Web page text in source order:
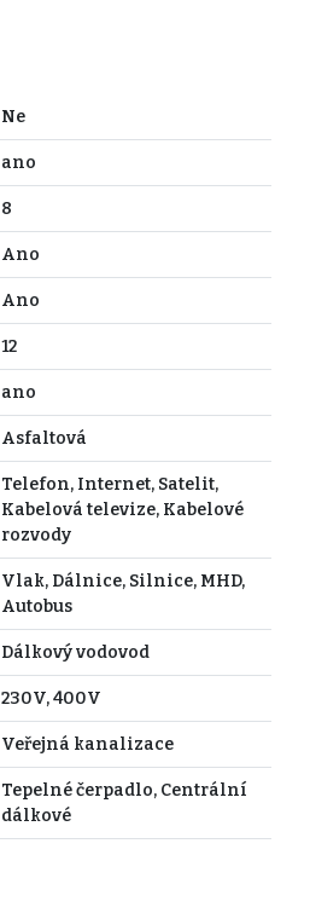
Ne
ano
8
Ano
Ano
12
ano
Asfaltová
Telefon, Internet, Satelit,
Kabelová televize, Kabelové
rozvody
Vlak, Dálnice, Silnice, MHD,
Autobus
Dálkový vodovod
230V, 400V
Veřejná kanalizace
Tepelné čerpadlo, Centrální
dálkové